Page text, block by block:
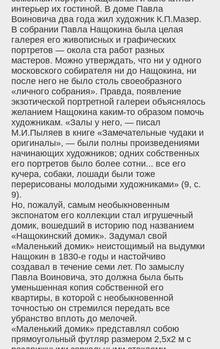
интерьер их гостиной. В доме Павла
Воиновича два года жил художник К.П.Мазер.
В собрании Павла Нащокина была целая
галерея его живописных и графических
портретов — окола ста работ разных
мастеров. Можно утверждать, что ни у одного
московского собирателя ни до Нащокина, ни
после него не было столь своеобразного
«личного собрания». Правда, появление
экзотической портретной галереи объяснялось
желанием Нащокина каким-то образом помочь
художникам. «Залы у него, — писал
М.И.Пыляев в книге «Замечательные чудаки и
оригиналы», — были полны произведениями
начинающих художников; одних собственных
его портретов было более сотни... все его
кучера, собаки, лошади были тоже
перерисованы молодыми художниками» (9, с.
9).
Но, пожалуй, самым необыкновенным
экспонатом его коллекции стал игрушечный
домик, вошедший в историю под названием
«Нащокинский домик». Задумал свой
«Маленький домик» неистощимый на выдумки
Нащокин в 1830-е годы и настойчиво
создавал в течение семи лет. По замыслу
Павла Воиновича, это должна была быть
уменьшенная копия собственной его
квартиры, в которой с необыкновенной
точностью он стремился передать все
убранство вплоть до мелочей.
«Маленький домик» представлял собою
прямоугольный футляр размером 2,5x2 м с